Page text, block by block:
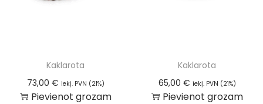
Kaklarota
73,00 € iekļ. PVN (21%)
Pievienot grozam
Kaklarota
65,00 € iekļ. PVN (21%)
Pievienot grozam